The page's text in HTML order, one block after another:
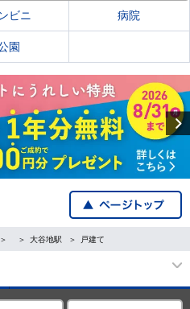
ビニ 病院
園
大谷地駅 戸建て
サイトポリシー